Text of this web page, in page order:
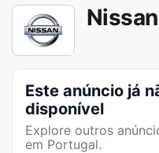
Nissan
Este anúncio já
disponível
Explore outros
em Portugal.